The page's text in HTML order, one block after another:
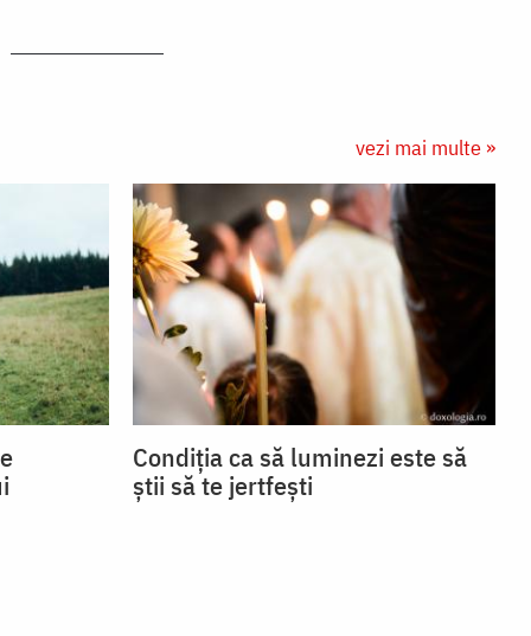
vezi mai multe »
Condiția ca să luminezi este să
știi să te jertfești